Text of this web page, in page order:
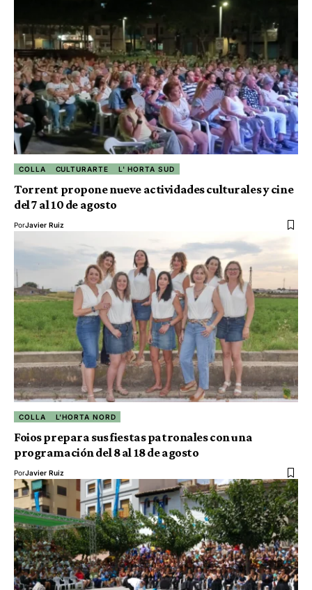
COLLA CULTURARTE L' HORTA SUD
Torrent propone nueve actividades culturales y cine
del 7 al 10 de agosto
PorJavier Ruiz
COLLA L'HORTA NORD
Foios prepara sus fiestas patronales con una
programación del 8 al 18 de agosto
PorJavier Ruiz